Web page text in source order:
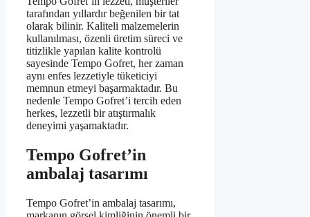
tarafından yıllardır beğenilen bir tat
olarak bilinir. Kaliteli malzemelerin
kullanılması, özenli üretim süreci ve
titizlikle yapılan kalite kontrolü
sayesinde Tempo Gofret, her zaman
aynı enfes lezzetiyle tüketiciyi
memnun etmeyi başarmaktadır. Bu
nedenle Tempo Gofret’i tercih eden
herkes, lezzetli bir atıştırmalık
deneyimi yaşamaktadır.
Tempo Gofret’in
ambalaj tasarımı
Tempo Gofret’in ambalaj tasarımı,